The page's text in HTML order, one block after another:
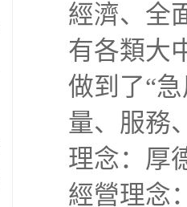
經濟、全
有各類大
做到了“
量、服務
理念：厚
經營理念